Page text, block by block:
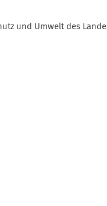
und Umwelt des